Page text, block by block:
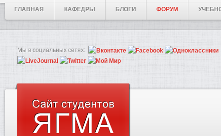
ГЛАВНАЯ КАФЕДРЫ БЛОГИ ФОРУМ
Мы в социальных сетях: